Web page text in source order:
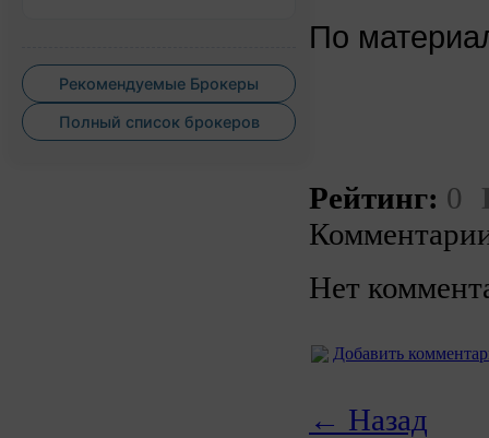
Рекомендуемые Брокеры
Полный список брокеров
По
Рейтинг: 0
Нет
Добавить
← Назад